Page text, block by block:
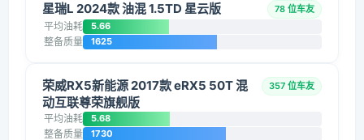
星瑞L 2024款 油混 1.5TD 星云版 78 位车友
平均油耗 5.66
整备质量 1625
荣威RX5新能源 2017款 eRX5 50T 混
动互联尊荣旗舰版
357 位车友
平均油耗 5.68
整备质量 1730